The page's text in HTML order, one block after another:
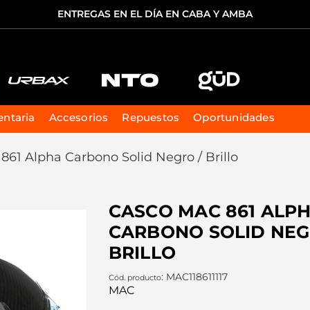
ENTREGAS EN EL DÍA EN CABA Y AMBA
Accesorios Repuestos Oportunidades
861 Alpha Carbono Solid Negro / Brillo
CASCO MAC 861
CARBONO SOLID
BRILLO
: MAC118611117
MAC
TÉRMINOS MÁS BUSCADOS
casco
3.
starter
5. ozono